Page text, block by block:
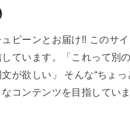
ピーンとお届け!! このサ
しています。「これって別
が欲しい」 そんな“ちょ
コンテンツを目指していま